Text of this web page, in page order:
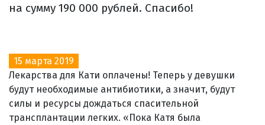
на сумму 190 000 рублей. Спасибо!
15 марта 2019
Лекарства для Кати оплачены! Теперь у девушки
будут необходимые антибиотики, а значит, будут
силы и ресурсы дождаться спасительной
трансплантации легких. «Пока Катя была